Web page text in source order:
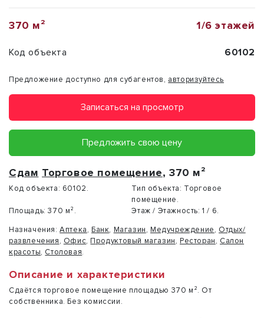
370 м² 1/6 этажей
Код объекта 60102
Предложение доступно для субагентов, авторизуйтесь
Записаться на просмотр
Предложить свою цену
Сдам Торговое помещение, 370 м²
Код объекта: 60102. Тип объекта: Торговое
помещение.
Площадь: 370 м². Этаж / Этажность: 1 / 6.
Назначения: Аптека, Банк, Магазин, Медучреждение, Отдых/
развлечения, Офис, Продуктовый магазин, Ресторан, Салон
красоты, Столовая.
Описание и характеристики
Сдаётся торговое помещение площадью 370 м². От
собственника. Без комиссии.